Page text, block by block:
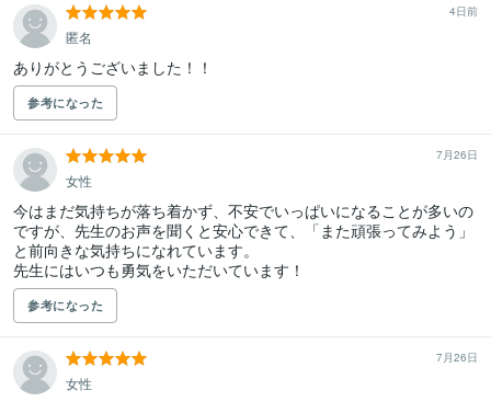
4日前
匿名
ありがとうございました！！
参考になった
7月26日
女性
今はまだ気持ちが落ち着かず、不安でいっぱいになることが多いの
ですが、先生のお声を聞くと安心できて、「また頑張ってみよう」
と前向きな気持ちになれています。
先生にはいつも勇気をいただいています！
参考になった
7月26日
女性